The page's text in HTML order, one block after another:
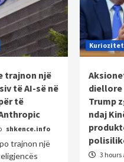
trajnon një
të AI-së në
të
shkence.info
trajnon një
diellore
Trump
ndaj
3 hours